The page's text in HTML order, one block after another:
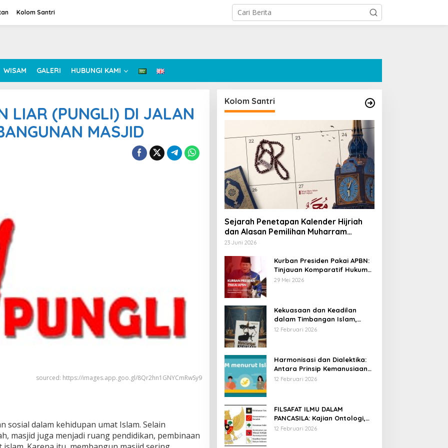
Kolom Santri
WISAM GALERI HUBUNGI KAMI
LIAR (PUNGLI) DI JALAN
MASJID
sourced: https://images.app.goo.gl/8Qr2hn1GNYCmRwSy9
sosial dalam kehidupan umat Islam. Selain
masjid juga menjadi ruang pendidikan, pembinaan
Kolom Santri
Sejarah Penetapan Kalender Hijriah
dan Alasan Pemilihan Muharram
sebagai Awal Tahun
23 Juni 2026
Kurban Presiden Pakai APBN:
Tinjauan Komparatif Hukum
Islam dan Positif Negara
29 Mei 2026
Kekuasaan dan Keadilan
dalam Timbangan Islam,
Membaca Mencurigai
12 Februari 2026
Harmonisasi dan Dialektika:
Antara Prinsip Kemanusiaan
Islam dan Hak Asasi Manusia
12 Februari 2026
FILSAFAT ILMU DALAM
PANCASILA: Kajian Ontologi,
Epistemologi, dan Aksiologi
12 Februari 2026